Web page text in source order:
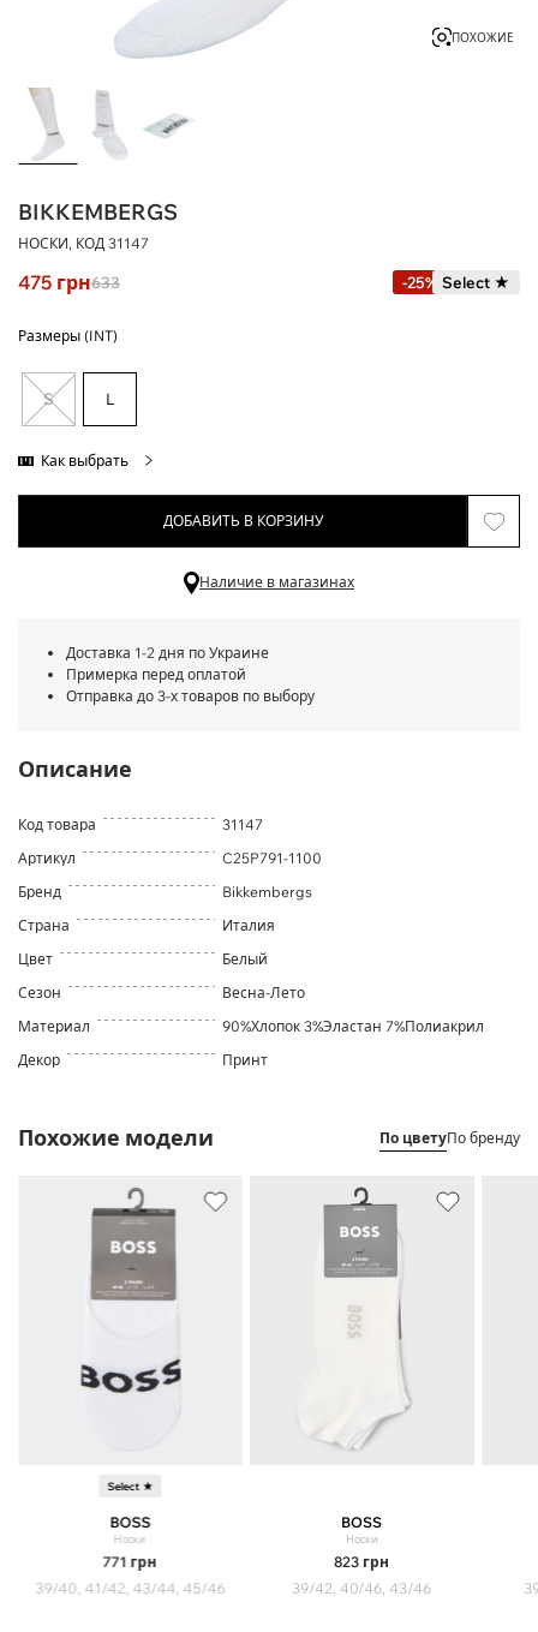
ПОХОЖИЕ
BIKKEMBERGS
НОСКИ, КОД 31147
475 грн633 -25% Select ★
Размеры (INT)
S L
Как выбрать
ДОБАВИТЬ В КОРЗИНУ
Наличие в магазинах
Доставка 1-2 дня по Украине
Примерка перед оплатой
Отправка до 3-х товаров по выбору
Описание
Код товара
31147
Артикул
C25P791-1100
Бренд
Bikkembergs
Страна
Италия
Цвет
Белый
Сезон
Весна-Лето
Материал
90%Хлопок 3%Эластан 7%Полиакрил
Декор
Принт
Похожие модели По цветуПо бренду
Select ★
BOSS
Носки
771 грн
39/40, 41/42, 43/44, 45/46
BOSS
Носки
823 грн
39/42, 40/46, 43/46